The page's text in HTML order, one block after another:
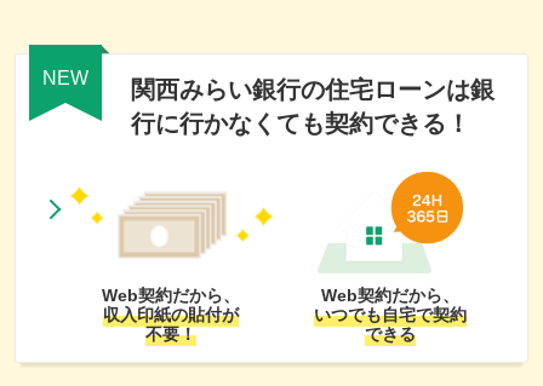
NEW 関西みらい銀行の住宅ローンは銀
行に行かなくても契約できる！
Web契約だから、
収入印紙の貼付が
不要！
Web契約だから、
いつでも自宅で契約
できる